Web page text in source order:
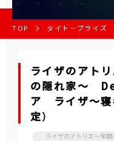
TOP タイトープライズ
ライザのアト
の隠れ家～
ア ライザ～寝
定）
ライザのアトリエ～常